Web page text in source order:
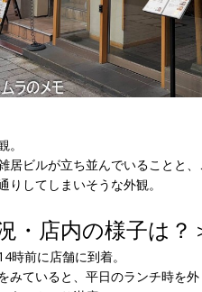
居ビルが立ち並んでいることと
りしてしまいそうな外観。
・店内の様子は？
時前に店舗に到着。
みていると、平日のランチ時を